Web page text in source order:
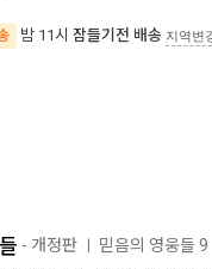
밤 11시 잠들기전 배송 지역변
- 개정판 믿음의 영웅들 9